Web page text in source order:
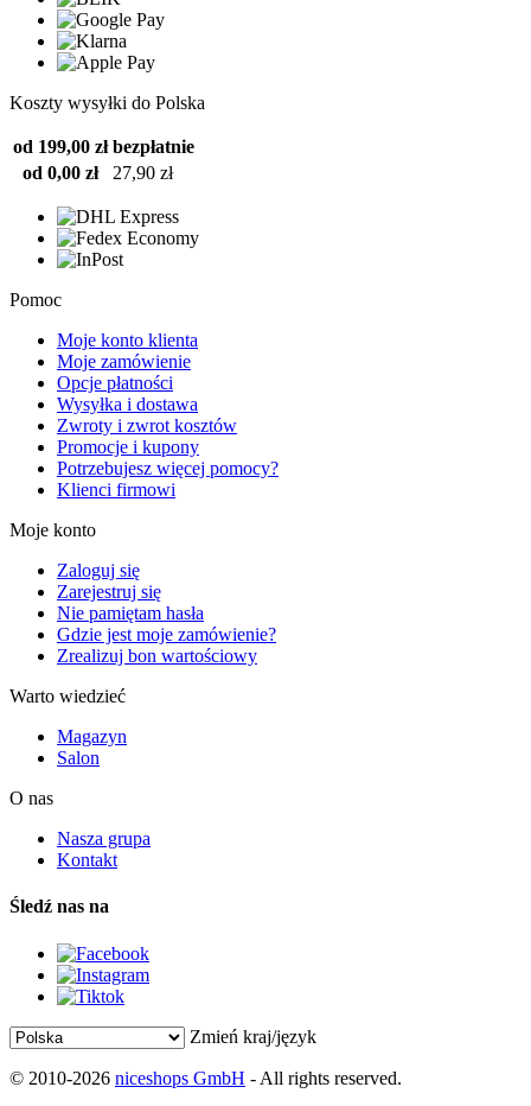
Koszty wysyłki do Polska
od 199,00 zł bezpłatnie
od 0,00 zł
27,90 zł
Pomoc
Moje konto klienta
Moje zamówienie
Opcje płatności
Wysyłka i dostawa
Zwroty i zwrot kosztów
Promocje i kupony
Potrzebujesz więcej pomocy?
Klienci firmowi
Moje konto
Zaloguj się
Zarejestruj się
Nie pamiętam hasła
Gdzie jest moje zamówienie?
Zrealizuj bon wartościowy
Warto wiedzieć
Magazyn
Salon
O nas
Nasza grupa
Kontakt
Śledź nas na
Zmień kraj/język
© 2010-2026 niceshops GmbH - All rights reserved.